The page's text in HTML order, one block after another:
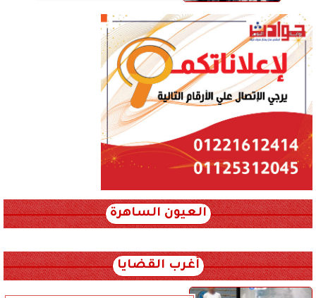
العيون الساهرة
أغرب القضايا